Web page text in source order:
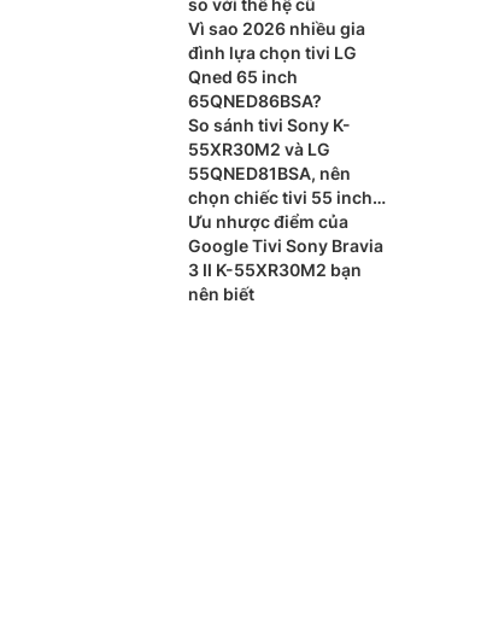
so với thế hệ cũ
Vì sao 2026 nhiều gia
đình lựa chọn tivi LG
Qned 65 inch
65QNED86BSA?
So sánh tivi Sony K-
55XR30M2 và LG
55QNED81BSA, nên
chọn chiếc tivi 55 inch
nào?
Ưu nhược điểm của
Google Tivi Sony Bravia
3 II K-55XR30M2 bạn
nên biết